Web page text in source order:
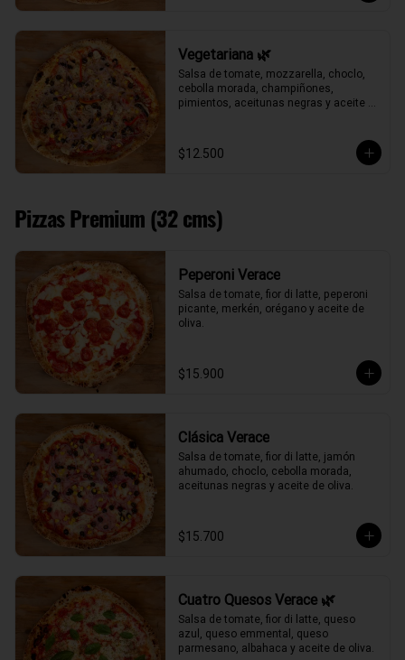
Vegetariana 🌿
Salsa de tomate, mozzarella, choclo,
cebolla morada, champiñones,
pimientos, aceitunas negras y aceite
$12.500
Pizzas Premium (32 cms)
Peperoni Verace
Salsa de tomate, fior di latte, peperoni
picante, merkén, orégano y aceite de
oliva.
$15.900
Clásica Verace
Salsa de tomate, fior di latte, jamón
ahumado, choclo, cebolla morada,
aceitunas negras y aceite de oliva.
$15.700
Cuatro Quesos Verace 🌿
Salsa de tomate, fior di latte, queso
azul, queso emmental, queso
parmesano, albahaca y aceite de oliva.